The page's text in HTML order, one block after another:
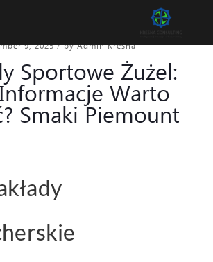
9, 2025/ by Admin Kresna
Sportowe Żużel:
Warto
Smaki Piemount